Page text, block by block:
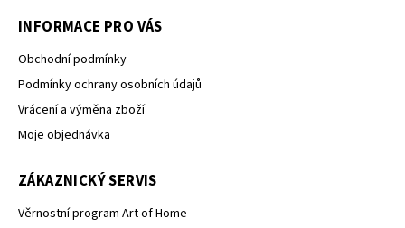
INFORMACE PRO VÁS
Obchodní podmínky
Podmínky ochrany osobních údajů
Vrácení a výměna zboží
Moje objednávka
ZÁKAZNICKÝ SERVIS
Věrnostní program Art of Home